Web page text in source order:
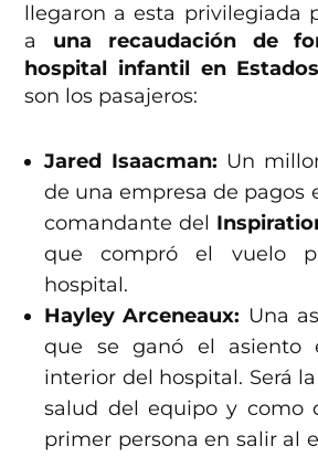
llegaron a esta privilegiada
a una recaudación de
hospital infantil en
son los pasajeros:
Jared Isaacman: Un
de una empresa de pagos
comandante del
que compró el vuelo
hospital.
Hayley Arceneaux: Una
que se ganó el asiento
interior del hospital. Será
salud del equipo y como
primer persona en salir al